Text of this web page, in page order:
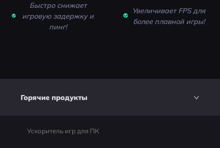
Быстро снижает
игровую задержку и
пинг!
Увеличивает FPS для
более плавной игры!
Горячие продукты
Ускоритель игр для ПК